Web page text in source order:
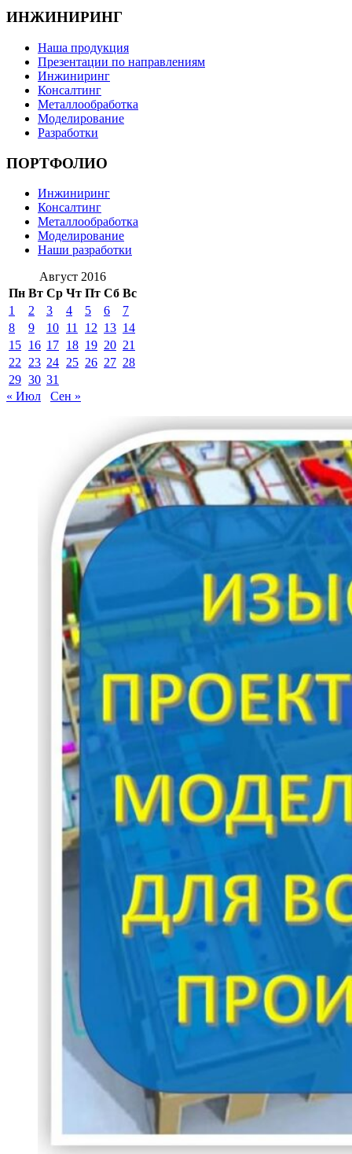
ИНЖИНИРИНГ
Наша продукция
Презентации по направлениям
Инжиниринг
Консалтинг
Металлообработка
Моделирование
Разработки
ПОРТФОЛИО
Инжиниринг
Консалтинг
Металлообработка
Моделирование
Наши разработки
Август 2016
Пн Вт Ср Чт Пт Сб Вс
1
2 3 4 5 6
7
8
9 10 11 12 13 14
15 16 17 18 19 20 21
22
23 24 25 26 27 28
29 30 31
« Июл
Сен »